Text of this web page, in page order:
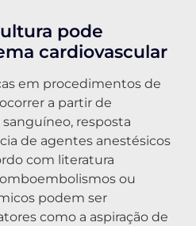
pode
cardiovascular
em procedimentos de
a partir de
resposta
de agentes anestésicos
com literatura
ou
podem ser
como a aspiração de